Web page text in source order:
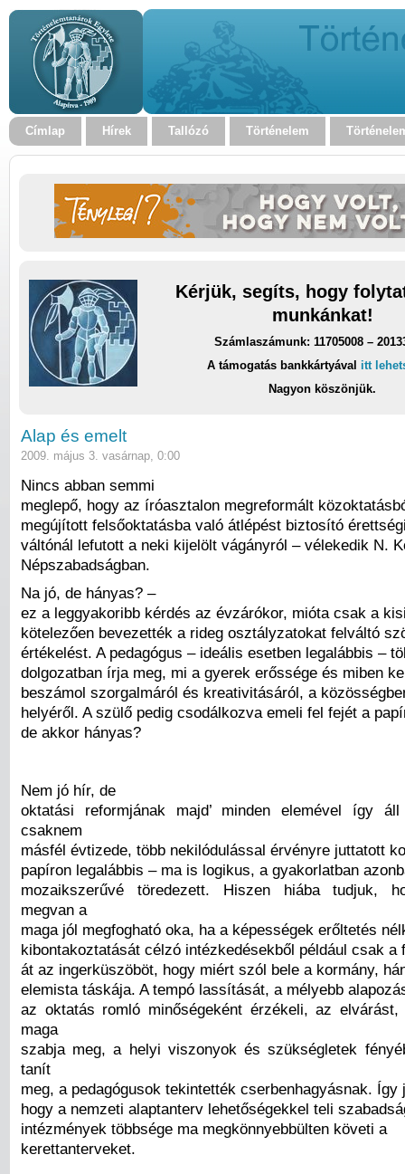
Címlap Hírek Tallózó Történelem
Kérjük, segíts, hogy
munkánkat!
Számlaszámunk: 11705008 –
A támogatás bankkártyával itt
Nagyon köszönjük.
Alap és emelt
2009. május 3. vasárnap, 0:00
Nincs abban semmi
meglepő, hogy az íróasztalon megreformált
megújított felsőoktatásba való átlépést biztosító
váltónál lefutott a neki kijelölt vágányról – vélekedik N.
Népszabadságban.
Na jó, de hányas? –
ez a leggyakoribb kérdés az évzárókor, mióta csak a
kötelezően bevezették a rideg osztályzatokat felváltó
értékelést. A pedagógus – ideális esetben legalábbis –
dolgozatban írja meg, mi a gyerek erőssége és miben
beszámol szorgalmáról és kreativitásáról, a
helyéről. A szülő pedig csodálkozva emeli fel fejét a
de akkor hányas?
Nem jó hír, de
oktatási reformjának majd’ minden elemével így
csaknem
másfél évtizede, több nekilódulással érvényre juttatott
papíron legalábbis – ma is logikus, a gyakorlatban
mozaikszerűvé töredezett. Hiszen hiába tudjuk,
megvan a
maga jól megfogható oka, ha a képességek erőltetés
kibontakoztatását célzó intézkedésekből például csak a
át az ingerküszöböt, hogy miért szól bele a kormány,
elemista táskája. A tempó lassítását, a mélyebb
az oktatás romló minőségeként érzékeli, az
maga
szabja meg, a helyi viszonyok és szükségletek
tanít
meg, a pedagógusok tekintették cserbenhagyásnak. Így
hogy a nemzeti alaptanterv lehetőségekkel teli
intézmények többsége ma megkönnyebbülten követi a
kerettanterveket.